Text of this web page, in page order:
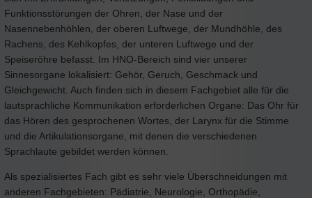
Funktionsstörungen der Ohren, der Nase und der
Nasennebenhöhlen, der oberen Luftwege, der Mundhöhle, des
Rachens, des Kehlkopfes, der unteren Luftwege und der
Speiseröhre befasst. Im HNO-Bereich sind vier unserer
Sinnesorgane lokalisiert: Gehör, Geruch, Geschmack und
Gleichgewicht. Auch finden sich in diesem Fachgebiet alle für die
lautsprachliche Kommunikation erforderlichen Organe: Das Ohr für
das Hören des gesprochenen Wortes, der Larynx für die Stimme
und die Artikulationsorgane, mit denen die verschiedenen
Sprachlaute gebildet werden können.
Als spezialisiertes Fach gibt es sehr viele Überschneidungen mit
anderen Fachgebieten: Pädiatrie, Neurologie, Orthopädie,